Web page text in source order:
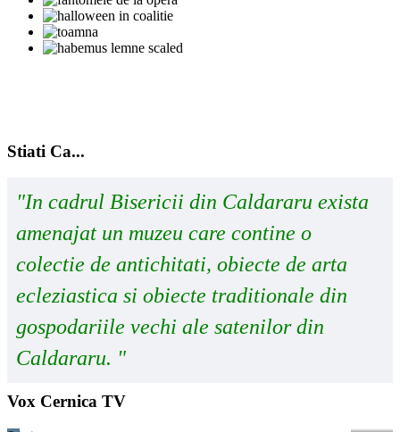
Stiati Ca...
"In cadrul Bisericii din Caldararu exista
amenajat un muzeu care contine o
colectie de antichitati, obiecte de arta
ecleziastica si obiecte traditionale din
gospodariile vechi ale satenilor din
Caldararu. "
Vox Cernica TV